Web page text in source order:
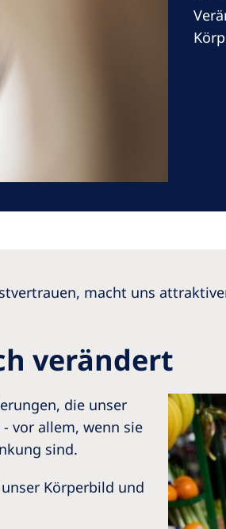
macht uns
verändert
die unser
vor allem, wenn sie
sind.
Körperbild und